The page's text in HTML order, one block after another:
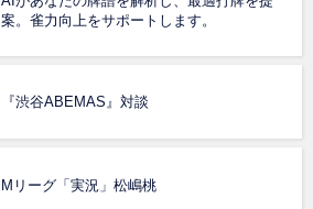
案。雀力向上をサポートします。
『渋谷ABEMAS』対談
Mリーグ「実況」松嶋桃